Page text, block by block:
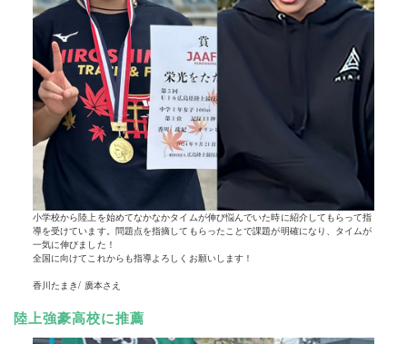
小学校から陸上を始めてなかなかタイムが伸び悩んでいた時に紹介してもらって指
導を受けています。問題点を指摘してもらったことで課題が明確になり、タイムが
一気に伸びました！
全国に向けてこれからも指導よろしくお願いします！
香川たまき/ 廣本さえ
陸上強豪高校に推薦